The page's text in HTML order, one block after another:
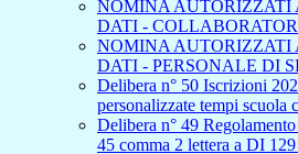
NOMINA AUTORIZZATI
DATI -
NOMINA AUTORIZZATI
DATI - PERSONALE DI
Delibera n° 50 Iscrizioni
personalizzate tempi scuola
Delibera n° 49
45 comma 2 lettera a DI